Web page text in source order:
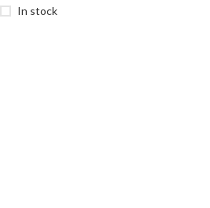
In stock